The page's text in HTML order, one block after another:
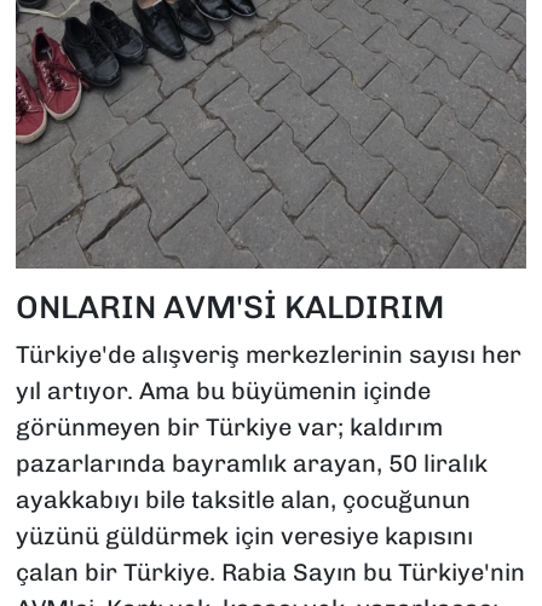
ONLARIN AVM'Sİ KALDIRIM
Türkiye'de alışveriş merkezlerinin sayısı her
yıl artıyor. Ama bu büyümenin içinde
görünmeyen bir Türkiye var; kaldırım
pazarlarında bayramlık arayan, 50 liralık
ayakkabıyı bile taksitle alan, çocuğunun
yüzünü güldürmek için veresiye kapısını
çalan bir Türkiye. Rabia Sayın bu Türkiye'nin